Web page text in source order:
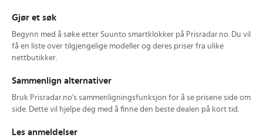
Gjør et søk
Begynn med å søke etter Suunto smartklokker på Prisradar.no. Du vil
få en liste over tilgjengelige modeller og deres priser fra ulike
nettbutikker.
Sammenlign alternativer
Bruk Prisradar.no's sammenligningsfunksjon for å se prisene side om
side. Dette vil hjelpe deg med å finne den beste dealen på kort tid.
Les anmeldelser